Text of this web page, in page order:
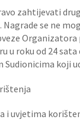
zahtijevati
se ne
u roku od 24
koji
i uvjetima